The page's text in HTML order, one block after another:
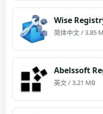
Wise
简体中文 / 3.85
Abelssoft
英文 / 3.21 MB